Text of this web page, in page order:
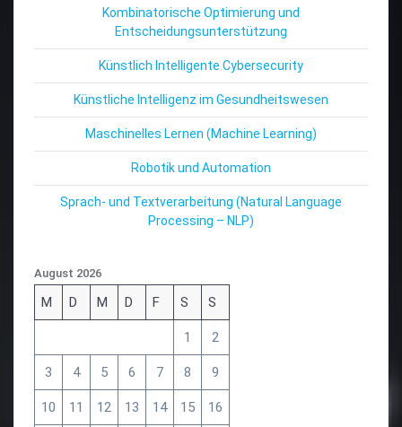
Kombinatorische Optimierung und
Entscheidungsunterstützung
Künstlich Intelligente Cybersecurity
Künstliche Intelligenz im Gesundheitswesen
Maschinelles Lernen (Machine Learning)
Robotik und Automation
Sprach- und Textverarbeitung (Natural Language
Processing – NLP)
August 2026
M D M D F S S
1 2
3 4 5 6 7 8 9
10 11 12 13 14 15 16